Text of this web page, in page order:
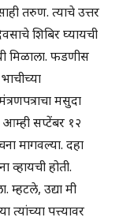
तरुण. त्याचे उत्तर
शिबिर घ्यायची
मिळाला. फडणीस
मसुदा
आम्ही सप्टेंबर १२
मागवल्या. दहा
होती.
म्हटले, उद्या मी
पत्त्यावर